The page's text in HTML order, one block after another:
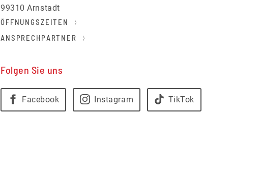
99310 Arnstadt
ÖFFNUNGSZEITEN
ANSPRECHPARTNER
Folgen Sie uns
Facebook Instagram TikTok